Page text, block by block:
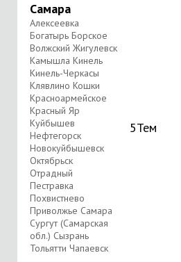
Самара
Алексеевка
Богатырь Борское
Волжский Жигулевск
Камышла Кинель
Кинель-Черкасы
Клявлино Кошки
Красноармейское
Красный Яр
Куйбышев
Нефтегорск
Новокуйбышевск
Октябрьск
Отрадный
Пестравка
Похвистнево
Приволжье Самара
Сургут (Самарская
обл.) Сызрань
Тольятти Чапаевск
5Тем